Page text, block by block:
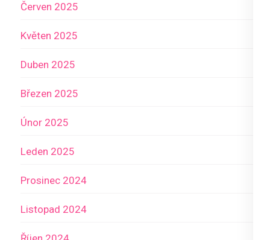
Červen 2025
Květen 2025
Duben 2025
Březen 2025
Únor 2025
Leden 2025
Prosinec 2024
Listopad 2024